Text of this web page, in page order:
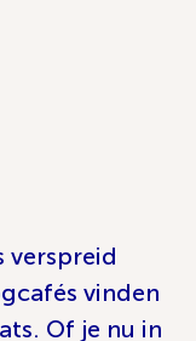
verspreid
vinden
Of je nu in